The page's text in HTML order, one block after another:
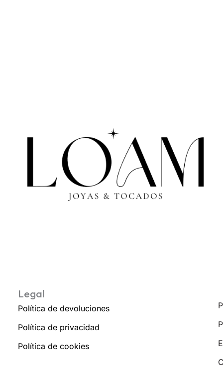
Legal
Política de devoluciones
Política de privacidad
Política de cookies